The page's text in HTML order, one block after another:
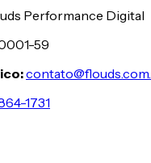
Performance Digital
59
:
1731